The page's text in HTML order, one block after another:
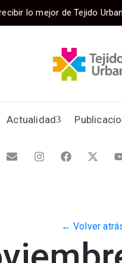
Actualidad
← Volver
lo mejor de Tejido